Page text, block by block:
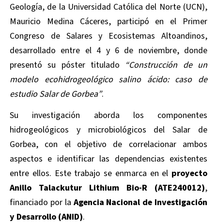
Geología, de la Universidad Católica del Norte (UCN),
Mauricio Medina Cáceres, participó en el Primer
Congreso de Salares y Ecosistemas Altoandinos,
desarrollado entre el 4 y 6 de noviembre, donde
presentó su póster titulado “Construcción de un
modelo ecohidrogeológico salino ácido: caso de
estudio Salar de Gorbea”.
Su investigación aborda los componentes
hidrogeológicos y microbiológicos del Salar de
Gorbea, con el objetivo de correlacionar ambos
aspectos e identificar las dependencias existentes
entre ellos. Este trabajo se enmarca en el proyecto
Anillo Talackutur Lithium Bio-R (ATE240012),
financiado por la Agencia Nacional de Investigación
y Desarrollo (ANID).